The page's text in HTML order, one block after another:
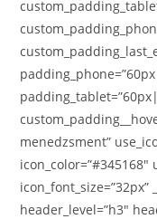
menedzsment”
icon_color=”#345168″
icon_font_size=”32px”
header_level=”h3″